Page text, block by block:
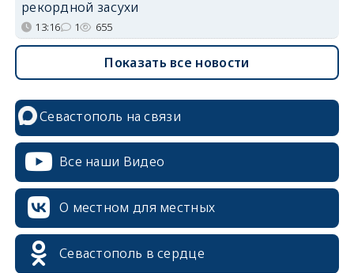
рекордной засухи
13:16 1 655
Показать все новости
Севастополь на связи
Все наши Видео
О местном для местных
Севастополь в сердце